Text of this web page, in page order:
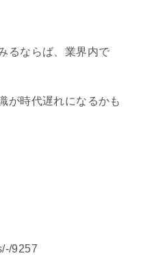
るならば、業界内で
が時代遅れになるかも
9257